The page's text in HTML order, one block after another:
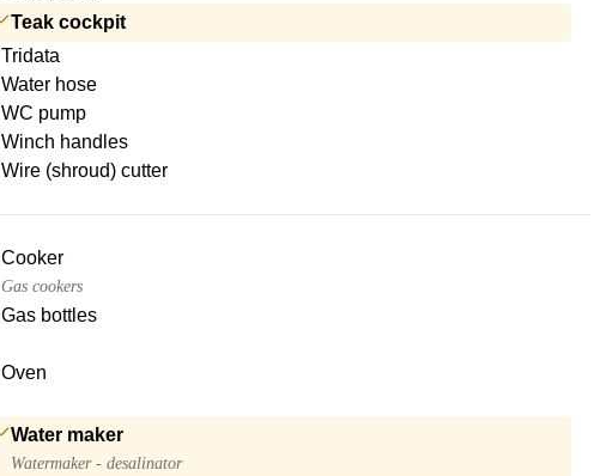
Teak cockpit
Tridata
Water hose
WC pump
Winch handles
Wire (shroud) cutter
Cooker
Gas cookers
Gas bottles
Oven
Water maker
Watermaker - desalinator